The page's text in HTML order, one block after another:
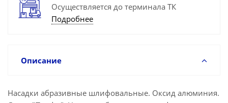
Осуществляется до терминала ТК
Подробнее
Описание
Насадки абразивные шлифовальные. Оксид алюминия.